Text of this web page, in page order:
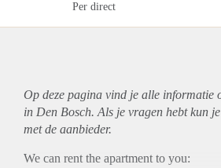
Per direct
Op deze pagina vind je alle informatie
in Den Bosch. Als je vragen hebt kun
met de aanbieder.
We can rent the apartment to you: